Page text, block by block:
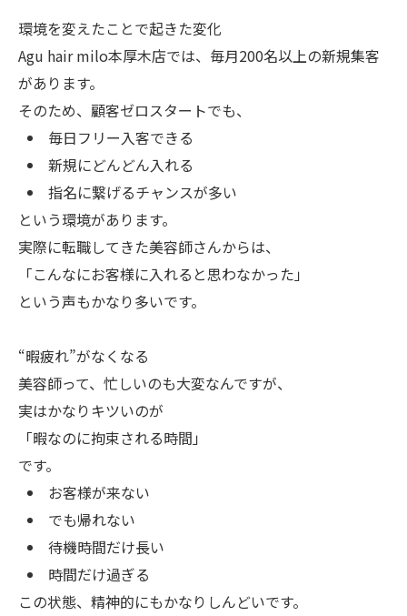
環境を変えたことで起きた変化
Agu hair milo本厚木店では、毎月200名以上の新規集客
があります。
そのため、顧客ゼロスタートでも、
毎日フリー入客できる
新規にどんどん入れる
指名に繋げるチャンスが多い
という環境があります。
実際に転職してきた美容師さんからは、
「こんなにお客様に入れると思わなかった」
という声もかなり多いです。
“暇疲れ”がなくなる
美容師って、忙しいのも大変なんですが、
実はかなりキツいのが
「暇なのに拘束される時間」
です。
お客様が来ない
でも帰れない
待機時間だけ長い
時間だけ過ぎる
この状態、精神的にもかなりしんどいです。